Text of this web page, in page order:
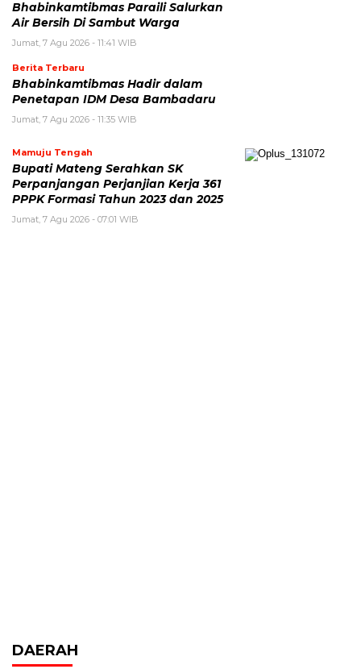
Bhabinkamtibmas Paraili Salurkan
Air Bersih Di Sambut Warga
Jumat, 7 Agu 2026 - 11:41 WIB
Berita Terbaru
Bhabinkamtibmas Hadir dalam
Penetapan IDM Desa Bambadaru
Jumat, 7 Agu 2026 - 11:35 WIB
Mamuju Tengah
Bupati Mateng Serahkan SK
Perpanjangan Perjanjian Kerja 361
PPPK Formasi Tahun 2023 dan 2025
Jumat, 7 Agu 2026 - 07:01 WIB
DAERAH